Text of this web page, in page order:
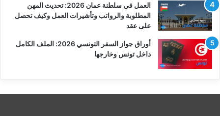
العمل في سلطنة عمان 2026: تحديث المهن
المطلوبة والرواتب وتأشيرات العمل وكيف تحصل
على عقد
أوراق جواز السفر التونسي 2026: الملف الكامل
داخل تونس وخارجها